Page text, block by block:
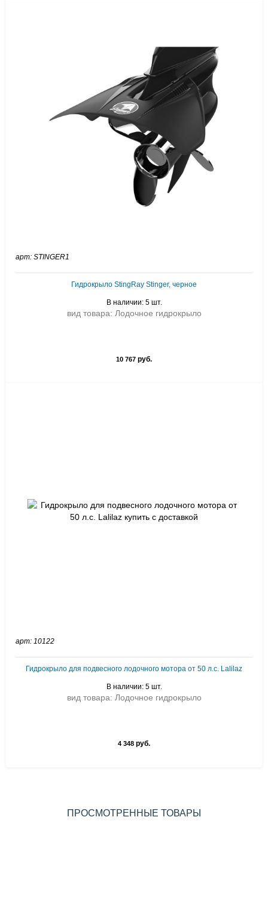
арт: STINGER1
Гидрокрыло StingRay Stinger, черное
В наличии: 5 шт.
вид товара: Лодочное гидрокрыло
10 767 руб.
арт: 10122
Гидрокрыло для подвесного лодочного мотора от 50 л.с. Lalilaz
В наличии: 5 шт.
вид товара: Лодочное гидрокрыло
4 348 руб.
ПРОСМОТРЕННЫЕ ТОВАРЫ